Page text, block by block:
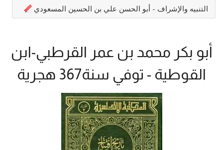
التنبيه والإشراف - أبو الحسن علي بن الحسين المسعودي
أبو بكر محمد بن عمر القرطبي-ابن
القوطية - توفي سنة367 هجرية